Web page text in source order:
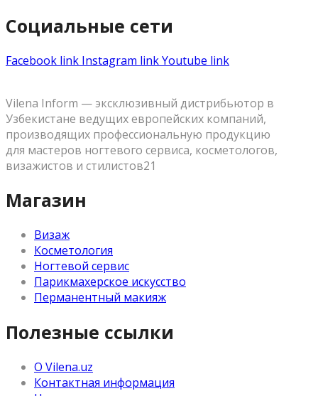
Социальные сети
Facebook link Instagram linkYoutube link
Vilena Inform — эксклюзивный дистрибьютор в
Узбекистане ведущих европейских компаний,
производящих профессиональную продукцию
для мастеров ногтевого сервиса, косметологов,
визажистов и стилистов21
Магазин
Визаж
Косметология
Ногтевой сервис
Парикмахерское искусство
Перманентный макияж
Полезные ссылки
О Vilena.uz
Контактная информация